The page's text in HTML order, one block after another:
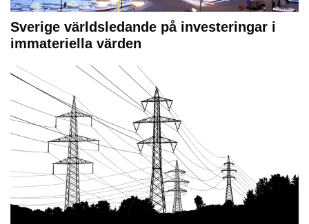
Sverige världsledande på investeringar i
immateriella värden